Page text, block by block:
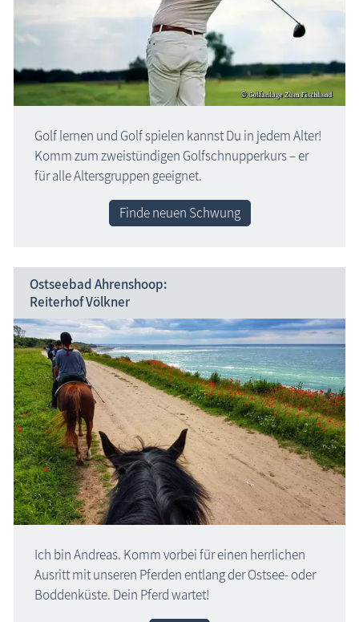
Golf lernen und Golf spielen kannst Du in jedem Alter!
Komm zum zweistündigen Golf­schnupper­kurs – er
für alle Altersgruppen geeignet.
Finde neuen Schwung
Ostseebad Ahrenshoop:
Reiterhof Völkner
Ich bin Andreas. Komm vorbei für einen herrlichen
Ausritt mit unseren Pferden entlang der Ostsee- oder
Boddenküste. Dein Pferd wartet!